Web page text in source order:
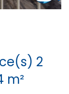
chambre(s) 95.4 m²